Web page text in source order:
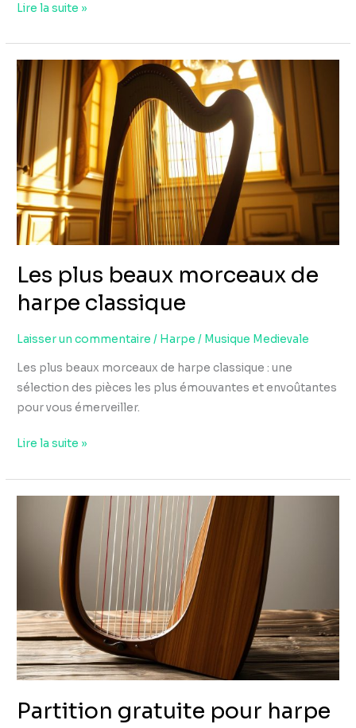
Lire la suite »
Les plus beaux morceaux de
harpe classique
Laisser un commentaire / Harpe / Musique Medievale
Les plus beaux morceaux de harpe classique : une
sélection des pièces les plus émouvantes et envoûtantes
pour vous émerveiller.
Les
plus
beaux
morceaux
de
harpe
classique
Lire la suite »
Partition gratuite pour harpe
celtique
débutant